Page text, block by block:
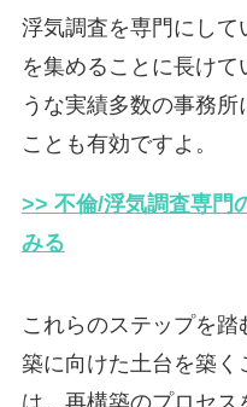
浮気調査を専門にして
を集めることに長けて
うな実績多数の事務
ことも有効ですよ。
>> 不倫/浮気調査専門
みる
これらのステップを
築に向けた土台を築
は、再構築のプロセ